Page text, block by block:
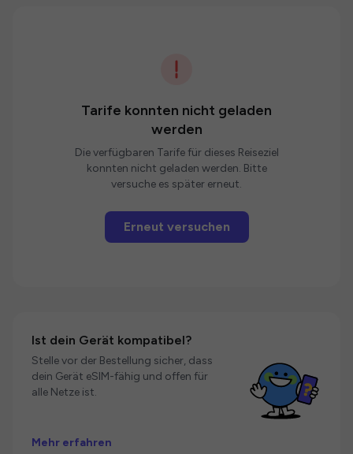
Tarife konnten nicht geladen
werden
Die verfügbaren Tarife für dieses Reiseziel
konnten nicht geladen werden. Bitte
versuche es später erneut.
Erneut versuchen
Ist dein Gerät kompatibel?
Stelle vor der Bestellung sicher, dass
dein Gerät eSIM-fähig und offen für
alle Netze ist.
Mehr erfahren